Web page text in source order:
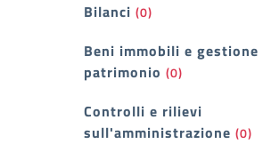
Bilanci (0)
Beni immobili e gestione
patrimonio (0)
Controlli e rilievi
sull'amministrazione (0)